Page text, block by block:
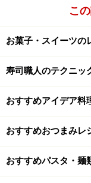
こ
お菓子・スイーツの
寿司職人のテクニッ
おすすめアイデア料
おすすめおつまみレ
おすすめパスタ・麺